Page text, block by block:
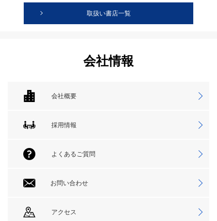
取扱い書店一覧
会社情報
会社概要
採用情報
よくあるご質問
お問い合わせ
アクセス